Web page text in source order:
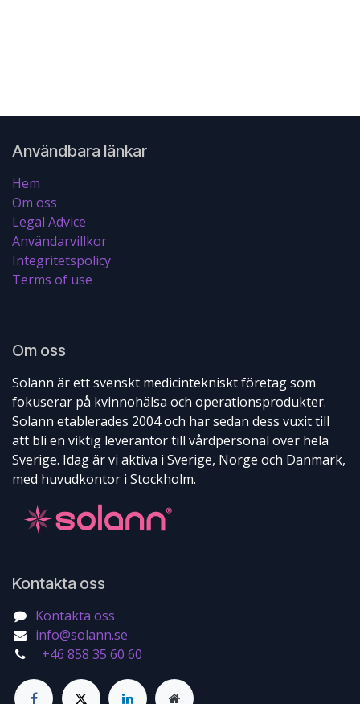
Användbara länkar
Hem
Om oss
Legal Advice
Användarvillkor
Integritetspolicy
Terms of use
Om oss
Solann är ett svenskt medicintekniskt företag som
fokuserar på kvinnohälsa och operationsprodukter.
Solann etablerades 2004 och har sedan dess vuxit till
att bli en viktig leverantör till vårdpersonal över hela
Sverige. Idag är vi aktiva i Sverige, Norge och Danmark,
med huvudkontor i Stockholm.
Kontakta oss
Kontakta oss
info@solann.se
+46 858 35 60 60